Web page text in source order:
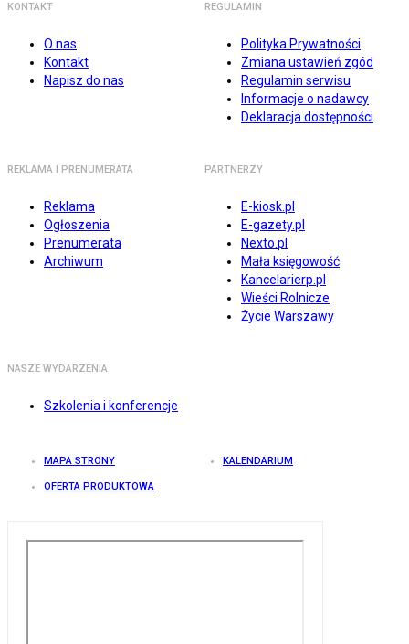
KONTAKT
O nas
Kontakt
Napisz do nas
REGULAMIN
Polityka Prywatności
Zmiana ustawień zgód
Regulamin serwisu
Informacje o nadawcy
Deklaracja dostępności
REKLAMA I PRENUMERATA
Reklama
Ogłoszenia
Prenumerata
Archiwum
PARTNERZY
E-kiosk.pl
E-gazety.pl
Nexto.pl
Mała księgowość
Kancelarierp.pl
Wieści Rolnicze
Życie Warszawy
NASZE WYDARZENIA
Szkolenia i konferencje
MAPA STRONY KALENDARIUM
OFERTA PRODUKTOWA